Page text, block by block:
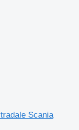
Scania